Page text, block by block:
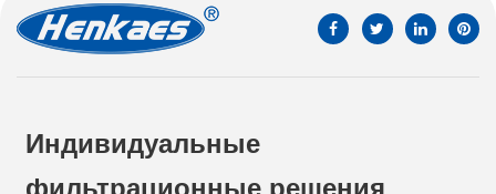
Индивидуальные
фильтрационные решения